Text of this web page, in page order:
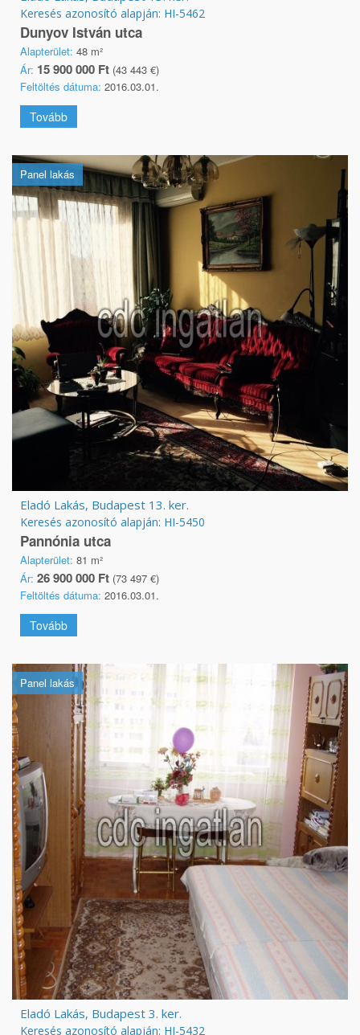
Keresés azonosító alapján: HI-5462
Dunyov István utca
Alapterület: 48 m²
Ár: 15 900 000 Ft (43 443 €)
Feltöltés dátuma: 2016.03.01.
Tovább
Panel lakás
Eladó Lakás, Budapest 13. ker.
Keresés azonosító alapján: HI-5450
Pannónia utca
Alapterület: 81 m²
Ár: 26 900 000 Ft (73 497 €)
Feltöltés dátuma: 2016.03.01.
Tovább
Panel lakás
Eladó Lakás, Budapest 3. ker.
Keresés azonosító alapján: HI-5432